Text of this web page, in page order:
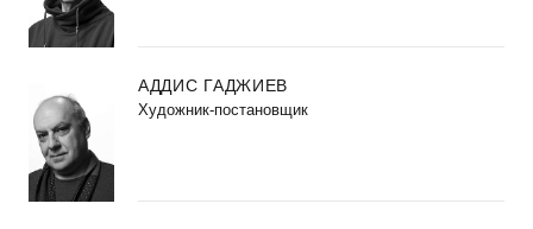
АДДИС ГАДЖИЕВ
Художник-постановщик